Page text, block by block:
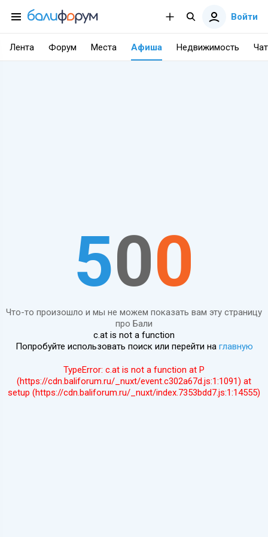
Войти
Лента Форум Места Афиша Недвижимость Чат
500
Что-то произошло и мы не можем показать вам эту страницу
про Бали
c.at is not a function
Попробуйте использовать поиск или перейти на главную
TypeError: c.at is not a function at P
(https://cdn.baliforum.ru/_nuxt/event.c302a67d.js:1:1091) at
setup (https://cdn.baliforum.ru/_nuxt/index.7353bdd7.js:1:14555)